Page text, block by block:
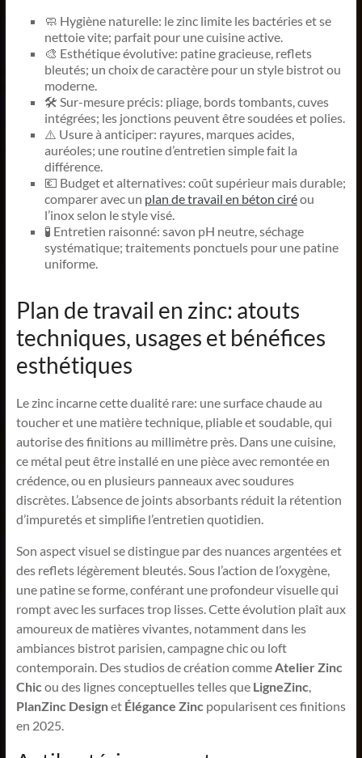
🧼 Hygiène naturelle: le zinc limite les bactéries et se
nettoie vite; parfait pour une cuisine active.
🎨 Esthétique évolutive: patine gracieuse, reflets
bleutés; un choix de caractère pour un style bistrot ou
moderne.
🛠️ Sur-mesure précis: pliage, bords tombants, cuves
intégrées; les jonctions peuvent être soudées et polies.
⚠️ Usure à anticiper: rayures, marques acides,
auréoles; une routine d’entretien simple fait la
différence.
💶 Budget et alternatives: coût supérieur mais durable;
comparer avec un plan de travail en béton ciréou
l’inox selon le style visé.
🧪 Entretien raisonné: savon pH neutre, séchage
systématique; traitements ponctuels pour une patine
uniforme.
Plan de travail en zinc: atouts
techniques, usages et bénéfices
esthétiques
Le zinc incarne cette dualité rare: une surface chaude au
toucher et une matière technique, pliable et soudable, qui
autorise des finitions au millimètre près. Dans une cuisine,
ce métal peut être installé en une pièce avec remontée en
crédence, ou en plusieurs panneaux avec soudures
discrètes. L’absence de joints absorbants réduit la rétention
d’impuretés et simplifie l’entretien quotidien.
Son aspect visuel se distingue par des nuances argentées et
des reflets légèrement bleutés. Sous l’action de l’oxygène,
une patine se forme, conférant une profondeur visuelle qui
rompt avec les surfaces trop lisses. Cette évolution plaît aux
amoureux de matières vivantes, notamment dans les
ambiances bistrot parisien, campagne chic ou loft
contemporain. Des studios de création commeAtelier Zinc
Chicou des lignes conceptuelles telles que LigneZinc,
PlanZinc Designet Élégance Zincpopularisent ces finitions
en 2025.